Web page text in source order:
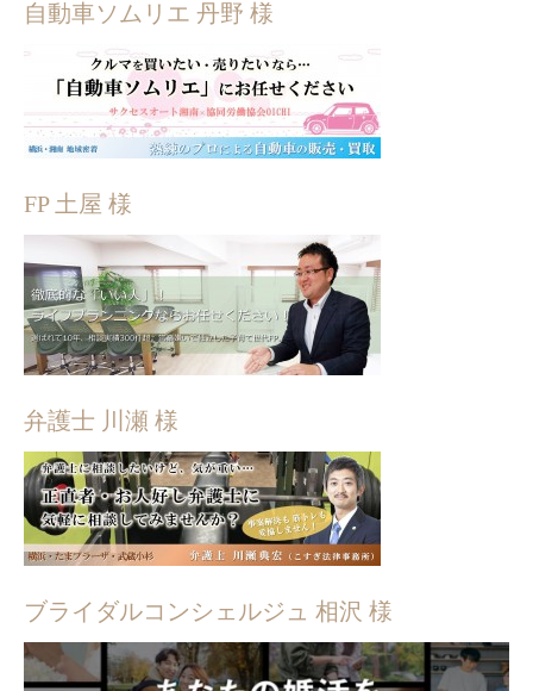
自動車ソムリエ 丹野 様
FP 土屋 様
弁護士 川瀬 様
ブライダルコンシェルジュ 相沢 様